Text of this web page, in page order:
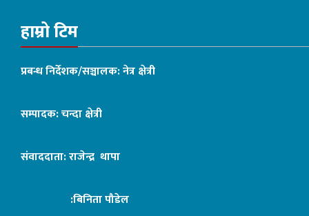
हाम्रो टिम
प्रबन्ध निर्देशक/सञ्चालक: नेत्र क्षेत्री
सम्पादक: चन्दा क्षेत्री
संवाददाता: राजेन्द्र थापा
:बिनिता पौडेल